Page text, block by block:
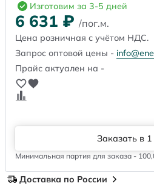
Изготовим за 3-5 дней
6 631 ₽ /пог.м.
Цена розничная с учётом НДС.
Запрос оптовой цены -
Прайс актуален на -
Заказать в
Минимальная партия для заказа -
Доставка по России